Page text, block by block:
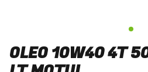
OLEO 10W40 4T